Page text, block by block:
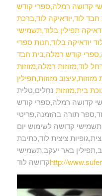
קדושה רמלה,ספרי קודש
לוד,יודאיקה לוד,ברכת
תפילין בלוד,תשמישי
יודאיקה בלוד,חנות ספרי
קודש רמלה,בית חבד
לוד,מזוזות רמלה,מזוזות
מזוזות,תפילין
בית,מזוזות נחלים,טלית
קדושה רמלה,ספרי קודש
תורה בהזמנה,פריטי
קדושה לשימוש יום
ציצית לוד,כתיבת
באר יעקב,תשמישי
קדושה לודhttp://